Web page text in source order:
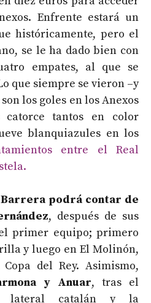
Enfrente estará un
históricamente, pero el
se le ha dado bien con
empates, al que se
que siempre se vieron –y
los goles en los Anexos
catorce tantos en color
blanquiazules en los
entre el Real
Barrera podrá contar de
, después de sus
primer equipo; primero
y luego en El Molinón,
del Rey. Asimismo,
y Anuar, tras el
lateral catalán y la